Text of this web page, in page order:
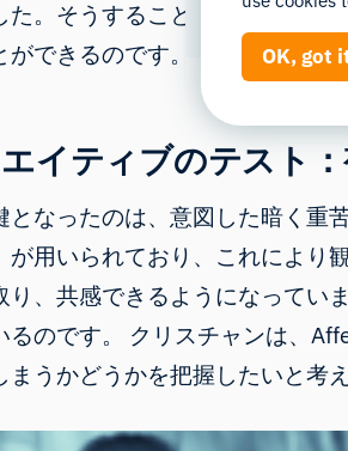
た。そうすることで、この映
できるのです。
イティブのテスト
となったのは、意図した暗く重
が用いられており、これによ
り、共感できるようになって
るのです。 クリスチャンは、
うかどうかを把握したいと考
OK, got